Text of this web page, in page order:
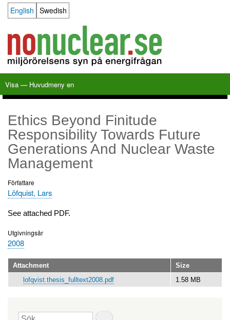
Language switcher
English Swedish
Huvudmeny
en
Visa — Huvudmeny en
Ethics Beyond Finitude
Responsibility Towards Future
Generations And Nuclear Waste
Management
Författare
Löfquist, Lars
See attached PDF.
Utgivningsår
2008
Attachment
Size
lofqvist.thesis_fulltext2008.pdf
1.58 MB
Sök